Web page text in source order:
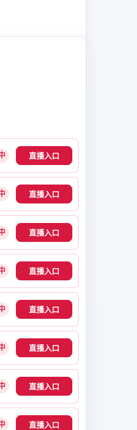
直播入口
直播入口
直播入口
直播入口
直播入口
直播入口
直播入口
直播入口